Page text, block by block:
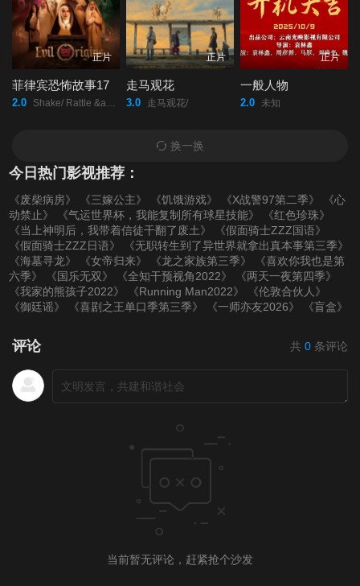
正片
菲律宾恐怖故事17
2.0 Shake/ Rattle &amp; Roll: Evil Origins/
正片
走马观花
3.0 走马观花/
正片
一般人物
2.0 未知
换一换
今日热门影视推荐：
《废柴病房》 《三嫁公主》 《饥饿游戏》 《X战警97第二季》
《心
动禁止》
《气运世界杯，我能复制所有球星技能》
《红色珍珠》
《当上神明后，我带着信徒干翻了废土》
《假面骑士ZZZ国语》
《假面骑士ZZZ日语》
《无职转生到了异世界就拿出真本事第三季》
《海墓寻龙》
《女帝归来》 《龙之家族第三季》
《喜欢你我也是第
六季》
《国乐无双》 《全知干预视角2022》
《两天一夜第四季》
《我家的熊孩子2022》
《Running Man2022》
《伦敦合伙人》
《御廷谣》
《喜剧之王单口季第三季》 《一师亦友2026》 《盲盒》
评论 共 0 条评论
当前暂无评论，赶紧抢个沙发